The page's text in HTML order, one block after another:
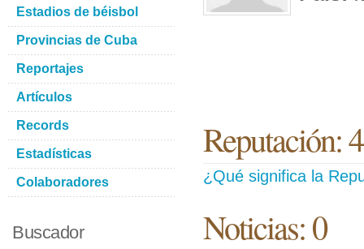
Reputación: 4
¿Qué significa la
Noticias: 0
Estadios de béisbol
Provincias de Cuba
Reportajes
Artículos
Records
Estadísticas
Colaboradores
Buscador